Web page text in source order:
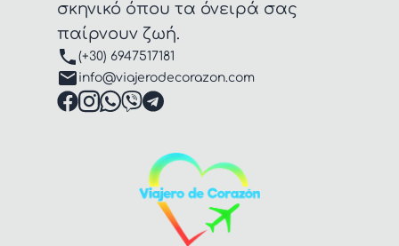
σκηνικό όπου τα όνειρά σας
παίρνουν ζωή.
(+30) 6947517181
info@viajerodecorazon.com